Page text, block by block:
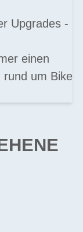
Upgrades -
einen
um Bike